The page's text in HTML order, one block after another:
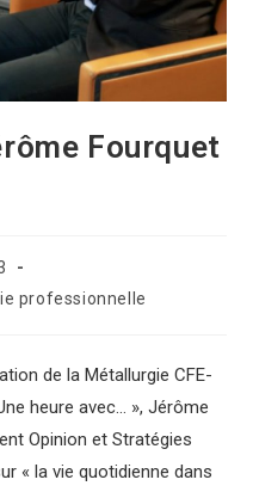
Fourquet
professionnelle
de la Métallurgie CFE-
heure avec… », Jérôme
Opinion et Stratégies
« la vie quotidienne dans